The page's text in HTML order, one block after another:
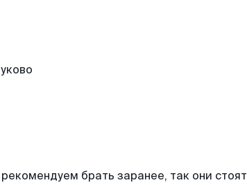
брать заранее, так они стоят